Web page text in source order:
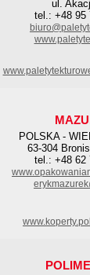
ul.
tel.: +48 95
POLSKA -
63-304
tel.: +48 62